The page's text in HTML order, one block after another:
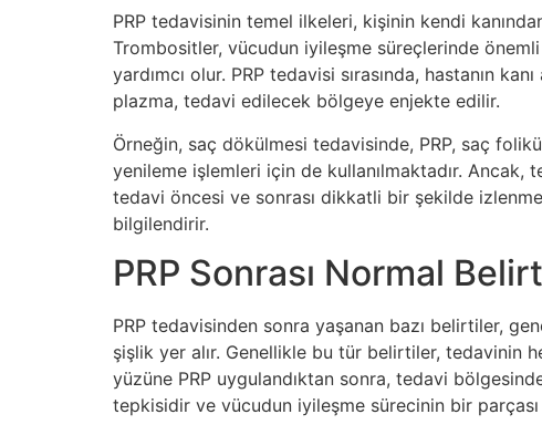
PRP tedavisinin temel ilkeleri, kişinin kendi
Trombositler, vücudun iyileşme süreçlerinde
yardımcı olur. PRP tedavisi sırasında, hastanın
plazma, tedavi edilecek bölgeye enjekte edilir.
Örneğin, saç dökülmesi tedavisinde, PRP, saç
yenileme işlemleri için de kullanılmaktadır. Ancak,
tedavi öncesi ve sonrası dikkatli bir şekilde
bilgilendirir.
PRP Sonrası Normal
PRP tedavisinden sonra yaşanan bazı belirtiler,
şişlik yer alır. Genellikle bu tür belirtiler, tedavinin
yüzüne PRP uygulandıktan sonra, tedavi
tepkisidir ve vücudun iyileşme sürecinin bir